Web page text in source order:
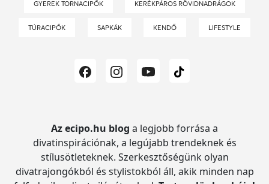
GYEREK TORNACIPŐK KERÉKPÁROS RÖVIDNADRÁGOK
TÚRACIPŐK SAPKÁK KENDŐ LIFESTYLE
Az ecipo.hu blog a legjobb forrása a
divatinspirációnak, a legújabb trendeknek és
stílusötleteknek. Szerkesztőségünk olyan
divatrajongókból és stylistokból áll, akik minden nap